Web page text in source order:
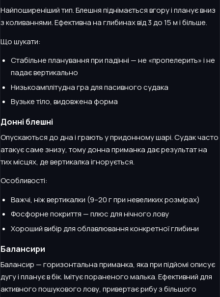
Найпоширеніший тип. Блешня піднімається вгору і планує вниз
з коливаннями. Ефективна на глибинах від 3 до 15 м і більше.
Що шукати:
Стабільне планування при падінні — не «пропелерить» і не
падає вертикально
Низькоамплітудна гра для пасивного судака
Вузьке тіло, видовжена форма
Донні блешні
Опускаються до дна і грають у придонному шарі. Судак часто
атакує саме знизу, тому донна приманка дає результат на
тих місцях, де вертикалка ігнорується.
Особливості:
Важчі, ніж вертикалки (9–20 г при невеликих розмірах)
Фосфорне покриття — плюс для нічного лову
Хороший вибір для облавлювання конкретної глибини
Балансири
Балансир — горизонтальна приманка, яка при підйомі описує
дугу і планує в бік. Імітує пораненого малька. Ефективний для
активного пошукового лову, привертає рибу з більшого